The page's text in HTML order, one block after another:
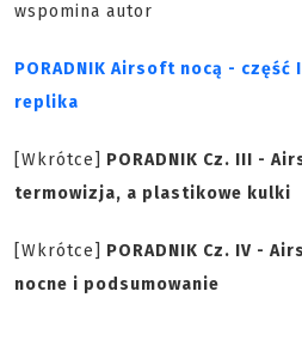
wspomina autor
PORADNIK Airsoft nocą -
replika
[Wkrótce] PORADNIK Cz. III -
termowizja, a plastikowe kulki
[Wkrótce] PORADNIK Cz. IV -
nocne i podsumowanie